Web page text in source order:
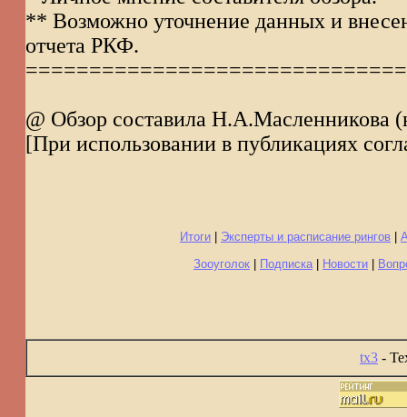
** Возможно уточнение данных и
отчета РКФ.
@ Обзор составила Н.А.Масленникова
[При использовании в публикациях
Итоги Эксперты и расписание рингов
Зооуголок
Подписка Новости
tx3 -